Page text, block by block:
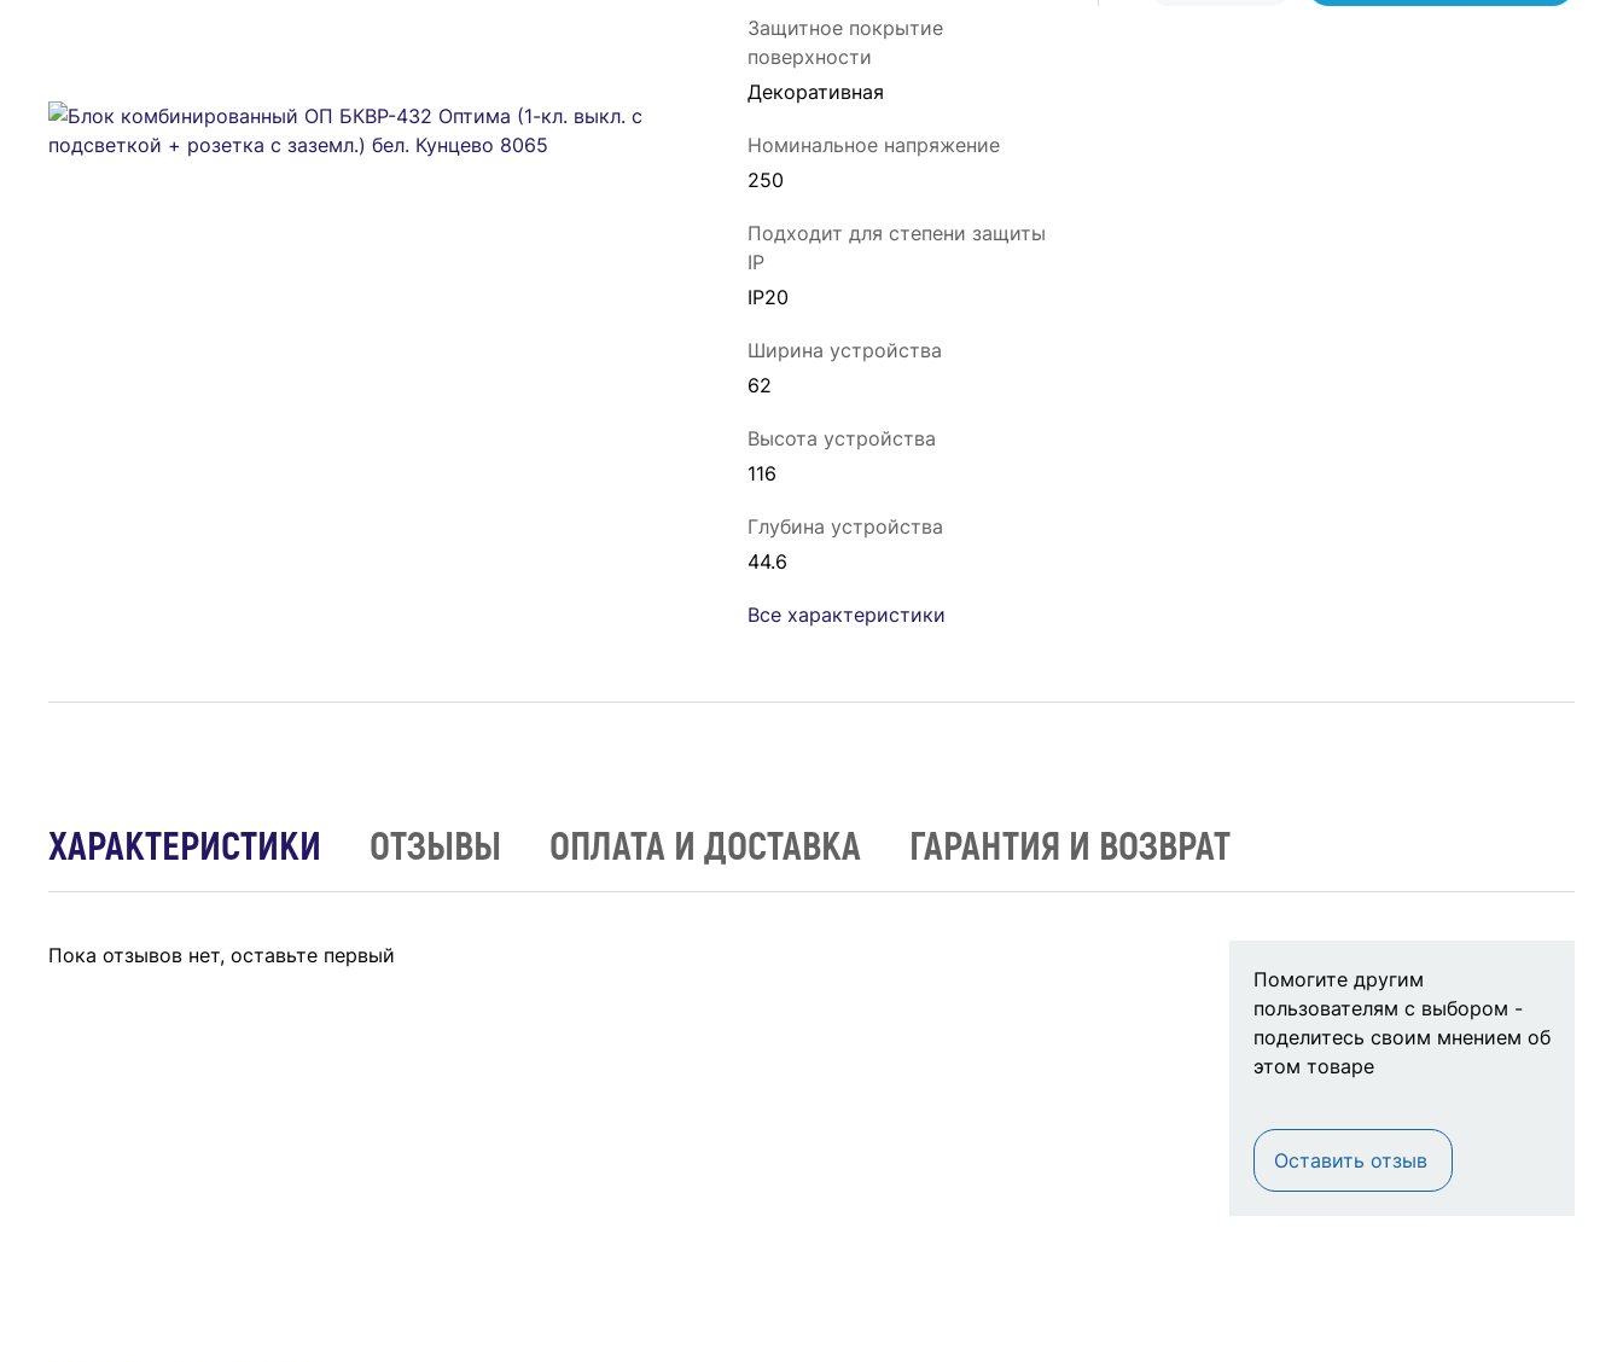
Защитное покрытие
поверхности
Декоративная
Номинальное напряжение
250
Подходит для степени защиты
IP
IP20
Ширина устройства
62
Высота устройства
116
Глубина устройства
44.6
Все характеристики
ХАРАКТЕРИСТИКИ ОТЗЫВЫ ОПЛАТА И ДОСТАВКА ГАРАНТИЯ И ВОЗВРАТ
Пока отзывов нет, оставьте первый
Помогите другим
пользователям с выбором -
поделитесь своим мнением об
этом товаре
Оставить отзыв